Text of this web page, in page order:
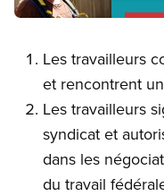
Les travailleurs
et rencontrent
Les travailleurs
syndicat et
dans les
du travail